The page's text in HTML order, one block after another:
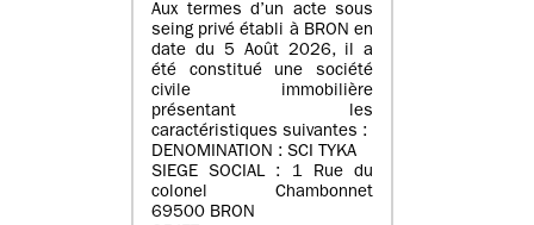
Aux termes d’un acte sous
seing privé établi à BRON en
date du 5 Août 2026, il a
été constitué une société
civile immobilière
présentant les
caractéristiques suivantes :
DENOMINATION : SCI TYKA
SIEGE SOCIAL : 1 Rue du
colonel Chambonnet
69500 BRON